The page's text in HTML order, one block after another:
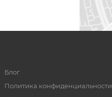
Блог
Политика конфиденциальности